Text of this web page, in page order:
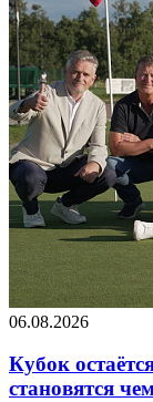
06.08.2026
Кубок
становятся